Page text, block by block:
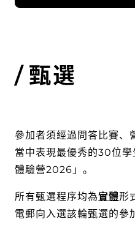
甄選
參加者須經過問答比賽、
當中表現最優秀的30位
體驗營2026」。
所有甄選程序均為實體形
電郵向入選該輪甄選的參